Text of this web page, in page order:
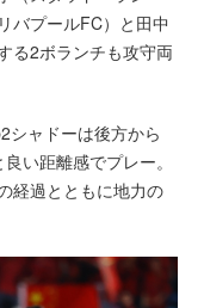
バプールFC）と田中
る2ボランチも攻守両
シャドーは後方から
い距離感でプレー。
経過とともに地力の